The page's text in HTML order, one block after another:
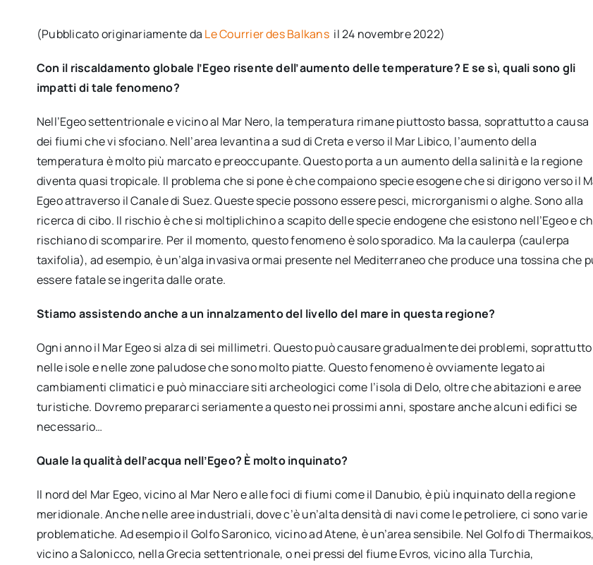
(Pubblicato originariamente da Le Courrier des Balkans il 24 novembre 2022)
Con il riscaldamento globale l’Egeo risente dell’aumento delle temperature? E se sì, quali sono gli
impatti di tale fenomeno?
Nell’Egeo settentrionale e vicino al Mar Nero, la temperatura rimane piuttosto bassa, soprattutto a causa
dei fiumi che vi sfociano. Nell’area levantina a sud di Creta e verso il Mar Libico, l’aumento della
temperatura è molto più marcato e preoccupante. Questo porta a un aumento della salinità e la regione
diventa quasi tropicale. Il problema che si pone è che compaiono specie esogene che si dirigono verso il
Egeo attraverso il Canale di Suez. Queste specie possono essere pesci, microrganismi o alghe. Sono alla
ricerca di cibo. Il rischio è che si moltiplichino a scapito delle specie endogene che esistono nell’Egeo e
rischiano di scomparire. Per il momento, questo fenomeno è solo sporadico. Ma la caulerpa (caulerpa
taxifolia), ad esempio, è un’alga invasiva ormai presente nel Mediterraneo che produce una tossina che
essere fatale se ingerita dalle orate.
Stiamo assistendo anche a un innalzamento del livello del mare in questa regione?
Ogni anno il Mar Egeo si alza di sei millimetri. Questo può causare gradualmente dei problemi, soprattutto
nelle isole e nelle zone paludose che sono molto piatte. Questo fenomeno è ovviamente legato ai
cambiamenti climatici e può minacciare siti archeologici come l’isola di Delo, oltre che abitazioni e aree
turistiche. Dovremo prepararci seriamente a questo nei prossimi anni, spostare anche alcuni edifici se
necessario…
Quale la qualità dell’acqua nell’Egeo? È molto inquinato?
Il nord del Mar Egeo, vicino al Mar Nero e alle foci di fiumi come il Danubio, è più inquinato della regione
meridionale. Anche nelle aree industriali, dove c’è un’alta densità di navi come le petroliere, ci sono varie
problematiche. Ad esempio il Golfo Saronico, vicino ad Atene, è un’area sensibile. Nel Golfo di Thermaikos,
vicino a Salonicco, nella Grecia settentrionale, o nei pressi del fiume Evros, vicino alla Turchia,